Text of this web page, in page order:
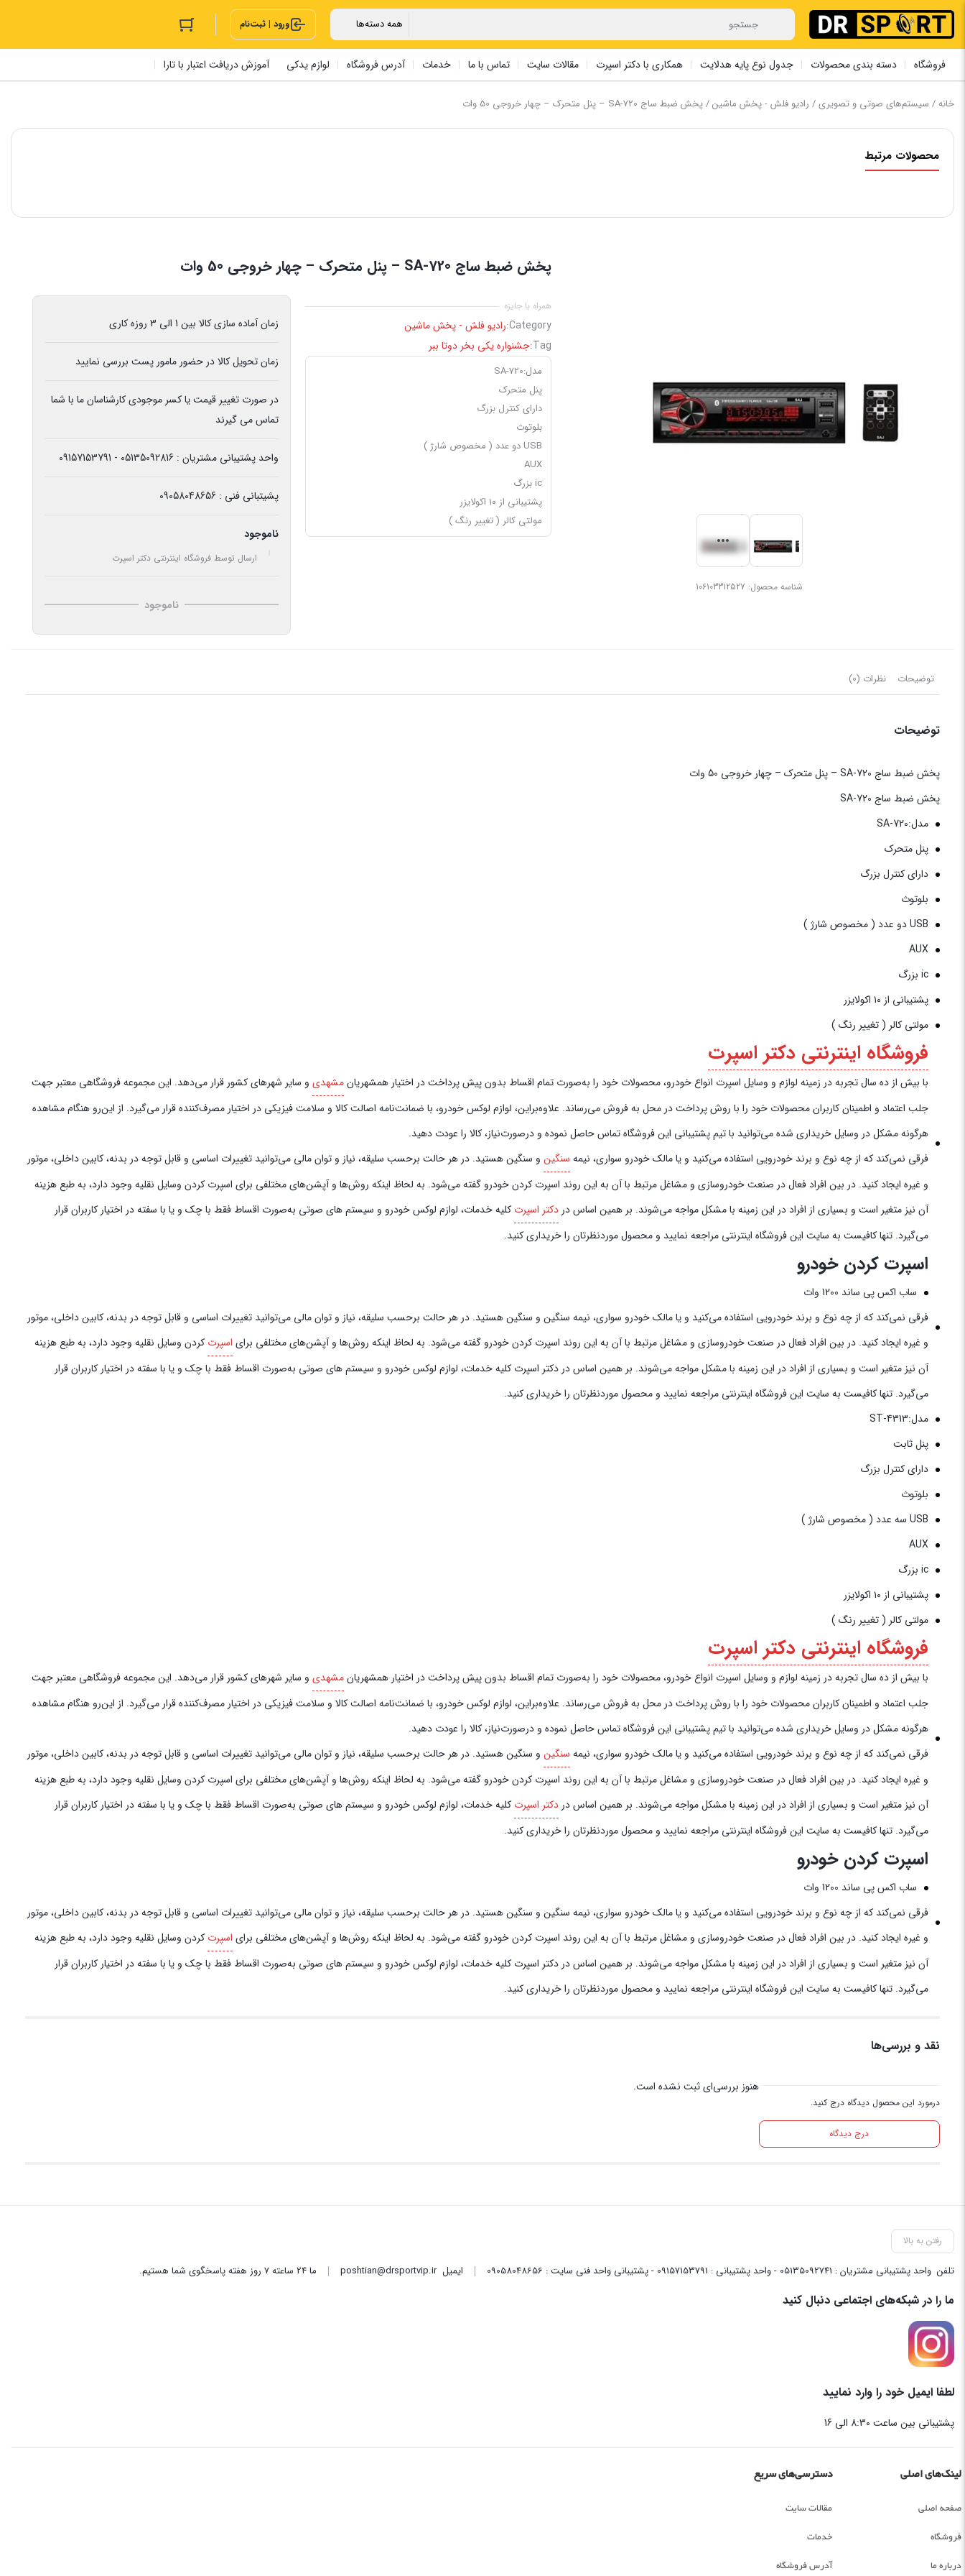
ورود | ثبت‌نام
فروشگاه دسته بندی محصولات جدول نوع پایه هدلایت همکاری با دکتر اسپرت مقالات سایت تماس با ما خدمات آدرس فروشگاه لوازم یدکی آموزش دریافت اعتبار با تارا
خانه/ سیستم‌های صوتی و تصویری/ رادیو فلش - پخش ماشین/ پخش ضبط ساج SA-720 – پنل متحرک – چهار خروجی 50 وات
محصولات مرتبط
شناسه محصول: 106103312527
پخش ضبط ساج SA-720 – پنل متحرک – چهار خروجی 50 وات
همراه با جایزه
Category: رادیو فلش - پخش ماشین
Tag: جشنواره یکی بخر دوتا ببر
مدل:SA-720
پنل متحرک
دارای کنترل بزرگ
بلوتوث
USB دو عدد ( مخصوص شارژ )
AUX
ic بزرگ
پشتیبانی از ۱۰ اکولایزر
مولتی کالر ( تغییر رنگ )
زمان آماده سازی کالا بین 1 الی 3 روزه کاری
زمان تحویل کالا در حضور مامور پست بررسی نمایید
در صورت تغییر قیمت یا کسر موجودی کارشناسان ما با شما
تماس می گیرند
واحد پشتیبانی مشتریان : 05135092816 - 09157153791
پشیتبانی فنی : 09058048656
ناموجود
ارسال توسط فروشگاه اینترنتی دکتر اسپرت
ناموجود
توضیحات نظرات (0)
توضیحات
پخش ضبط ساج SA-720 – پنل متحرک – چهار خروجی 50 وات
پخش ضبط ساج SA-720
مدل:SA-720
پنل متحرک
دارای کنترل بزرگ
بلوتوث
USB دو عدد ( مخصوص شارژ )
AUX
ic بزرگ
پشتیبانی از ۱۰ اکولایزر
مولتی کالر ( تغییر رنگ )
فروشگاه اینترنتی دکتر اسپرت
با بیش از ده سال تجربه در زمینه لوازم و وسایل اسپرت انواع خودرو، محصولات خود را به‌صورت تمام اقساط بدون پیش‌‎ پرداخت در اختیار همشهریان مشهدی و سایر شهرهای کشور قرار می‌دهد. این مجموعه فروشگاهی معتبر جهت
جلب اعتماد و اطمینان کاربران محصولات خود را با روش پرداخت در محل به فروش می‌رساند. علاوه‌بر‌این، لوازم لوکس خودرو، با ضمانت‌نامه اصالت کالا و سلامت فیزیکی در اختیار مصرف‌کننده قرار می‌گیرد. از این‌رو هنگام مشاهده
هرگونه مشکل در وسایل خریداری شده می‌توانید با تیم پشتیبانی این فروشگاه تماس حاصل نموده و در‌صورت‌نیاز، کالا را عودت دهید.
فرقی نمی‌کند که از چه نوع و برند خودرویی استفاده می‌کنید و یا مالک خودرو سواری، نیمه سنگین و سنگین هستید. در هر حالت برحسب سلیقه، نیاز و توان مالی می‌توانید تغییرات اساسی و قابل توجه در بدنه، کابین داخلی، موتور
و غیره ایجاد کنید. در بین افراد فعال در صنعت خودروسازی و مشاغل مرتبط با آن به این روند اسپرت کردن خودرو گفته می‌شود. به لحاظ اینکه روش‌ها و آپشن‌های مختلفی برای اسپرت کردن وسایل نقلیه وجود دارد، به طبع هزینه
آن نیز متغیر است و بسیاری از افراد در این زمینه با مشکل مواجه می‌شوند. بر همین اساس در دکتر اسپرت کلیه خدمات، لوازم لوکس خودرو و سیستم‌ های صوتی به‌صورت اقساط فقط با چک و یا با سفته در اختیار کاربران قرار
می‌گیرد. تنها کافیست به سایت این فروشگاه اینترنتی مراجعه نمایید و محصول موردنظرتان را خریداری کنید.
اسپرت کردن خودرو
ساب اکس پی ساند 1200 وات
فرقی نمی‌کند که از چه نوع و برند خودرویی استفاده می‌کنید و یا مالک خودرو سواری، نیمه سنگین و سنگین هستید. در هر حالت برحسب سلیقه، نیاز و توان مالی می‌توانید تغییرات اساسی و قابل توجه در بدنه، کابین داخلی، موتور
و غیره ایجاد کنید. در بین افراد فعال در صنعت خودروسازی و مشاغل مرتبط با آن به این روند اسپرت کردن خودرو گفته می‌شود. به لحاظ اینکه روش‌ها و آپشن‌های مختلفی برای اسپرت کردن وسایل نقلیه وجود دارد، به طبع هزینه
آن نیز متغیر است و بسیاری از افراد در این زمینه با مشکل مواجه می‌شوند. بر همین اساس در دکتر اسپرت کلیه خدمات، لوازم لوکس خودرو و سیستم‌ های صوتی به‌صورت اقساط فقط با چک و یا با سفته در اختیار کاربران قرار
می‌گیرد. تنها کافیست به سایت این فروشگاه اینترنتی مراجعه نمایید و محصول موردنظرتان را خریداری کنید.
مدل:ST-4313
پنل ثابت
دارای کنترل بزرگ
بلوتوث
USB سه عدد ( مخصوص شارژ )
AUX
ic بزرگ
پشتیبانی از ۱۰ اکولایزر
مولتی کالر ( تغییر رنگ )
فروشگاه اینترنتی دکتر اسپرت
با بیش از ده سال تجربه در زمینه لوازم و وسایل اسپرت انواع خودرو، محصولات خود را به‌صورت تمام اقساط بدون پیش‌‎ پرداخت در اختیار همشهریان مشهدی و سایر شهرهای کشور قرار می‌دهد. این مجموعه فروشگاهی معتبر جهت
جلب اعتماد و اطمینان کاربران محصولات خود را با روش پرداخت در محل به فروش می‌رساند. علاوه‌بر‌این، لوازم لوکس خودرو، با ضمانت‌نامه اصالت کالا و سلامت فیزیکی در اختیار مصرف‌کننده قرار می‌گیرد. از این‌رو هنگام مشاهده
هرگونه مشکل در وسایل خریداری شده می‌توانید با تیم پشتیبانی این فروشگاه تماس حاصل نموده و در‌صورت‌نیاز، کالا را عودت دهید.
فرقی نمی‌کند که از چه نوع و برند خودرویی استفاده می‌کنید و یا مالک خودرو سواری، نیمه سنگین و سنگین هستید. در هر حالت برحسب سلیقه، نیاز و توان مالی می‌توانید تغییرات اساسی و قابل توجه در بدنه، کابین داخلی، موتور
و غیره ایجاد کنید. در بین افراد فعال در صنعت خودروسازی و مشاغل مرتبط با آن به این روند اسپرت کردن خودرو گفته می‌شود. به لحاظ اینکه روش‌ها و آپشن‌های مختلفی برای اسپرت کردن وسایل نقلیه وجود دارد، به طبع هزینه
آن نیز متغیر است و بسیاری از افراد در این زمینه با مشکل مواجه می‌شوند. بر همین اساس در دکتر اسپرت کلیه خدمات، لوازم لوکس خودرو و سیستم‌ های صوتی به‌صورت اقساط فقط با چک و یا با سفته در اختیار کاربران قرار
می‌گیرد. تنها کافیست به سایت این فروشگاه اینترنتی مراجعه نمایید و محصول موردنظرتان را خریداری کنید.
اسپرت کردن خودرو
ساب اکس پی ساند 1200 وات
فرقی نمی‌کند که از چه نوع و برند خودرویی استفاده می‌کنید و یا مالک خودرو سواری، نیمه سنگین و سنگین هستید. در هر حالت برحسب سلیقه، نیاز و توان مالی می‌توانید تغییرات اساسی و قابل توجه در بدنه، کابین داخلی، موتور
و غیره ایجاد کنید. در بین افراد فعال در صنعت خودروسازی و مشاغل مرتبط با آن به این روند اسپرت کردن خودرو گفته می‌شود. به لحاظ اینکه روش‌ها و آپشن‌های مختلفی برای اسپرت کردن وسایل نقلیه وجود دارد، به طبع هزینه
آن نیز متغیر است و بسیاری از افراد در این زمینه با مشکل مواجه می‌شوند. بر همین اساس در دکتر اسپرت کلیه خدمات، لوازم لوکس خودرو و سیستم‌ های صوتی به‌صورت اقساط فقط با چک و یا با سفته در اختیار کاربران قرار
می‌گیرد. تنها کافیست به سایت این فروشگاه اینترنتی مراجعه نمایید و محصول موردنظرتان را خریداری کنید.
نقد و بررسی‌ها
درمورد این محصول دیدگاه درج کنید.
درج دیدگاه
هنوز بررسی‌ای ثبت نشده است.
رفتن به بالا
تلفن واحد پشتیبانی مشتریان : 05135092741 - واحد پشتیبانی : 09157153791 - پشتیبانی واحد فنی سایت : 09058048656 ایمیلposhtian@drsportvip.ir ما 24 ساعته 7 روز هفته پاسخگوی شما هستیم.
ما را در شبکه‌های اجتماعی دنبال کنید
لطفا ایمیل خود را وارد نمایید
پشتیبانی بین ساعت 8:30 الی 16
لینک‌های اصلی
صفحه اصلی
فروشگاه
درباره ما
دسترسی‌های سریع
مقالات سایت
خدمات
آدرس فروشگاه